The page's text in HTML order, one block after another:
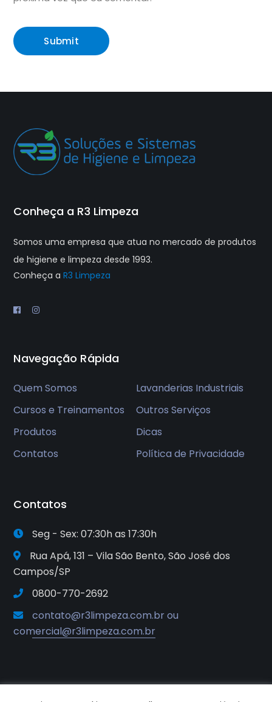
Conheça a R3 Limpeza
Somos uma empresa que atua no mercado de produtos
de higiene e limpeza desde 1993.
Conheça aR3 Limpeza
Navegação Rápida
Quem Somos
Lavanderias Industriais
Cursos e Treinamentos
Outros Serviços
Produtos
Dicas
Contatos
Política de Privacidade
Contatos
Seg - Sex: 07:30h as 17:30h
Rua Apá, 131 – Vila São Bento, São José dos
Campos/SP
0800-770-2692
contato@r3limpeza.com.br ou
comercial@r3limpeza.com.br